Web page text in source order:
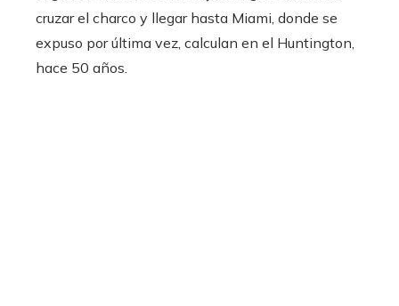
cruzar el charco y llegar hasta Miami, donde se
expuso por última vez, calculan en el Huntington,
hace 50 años.